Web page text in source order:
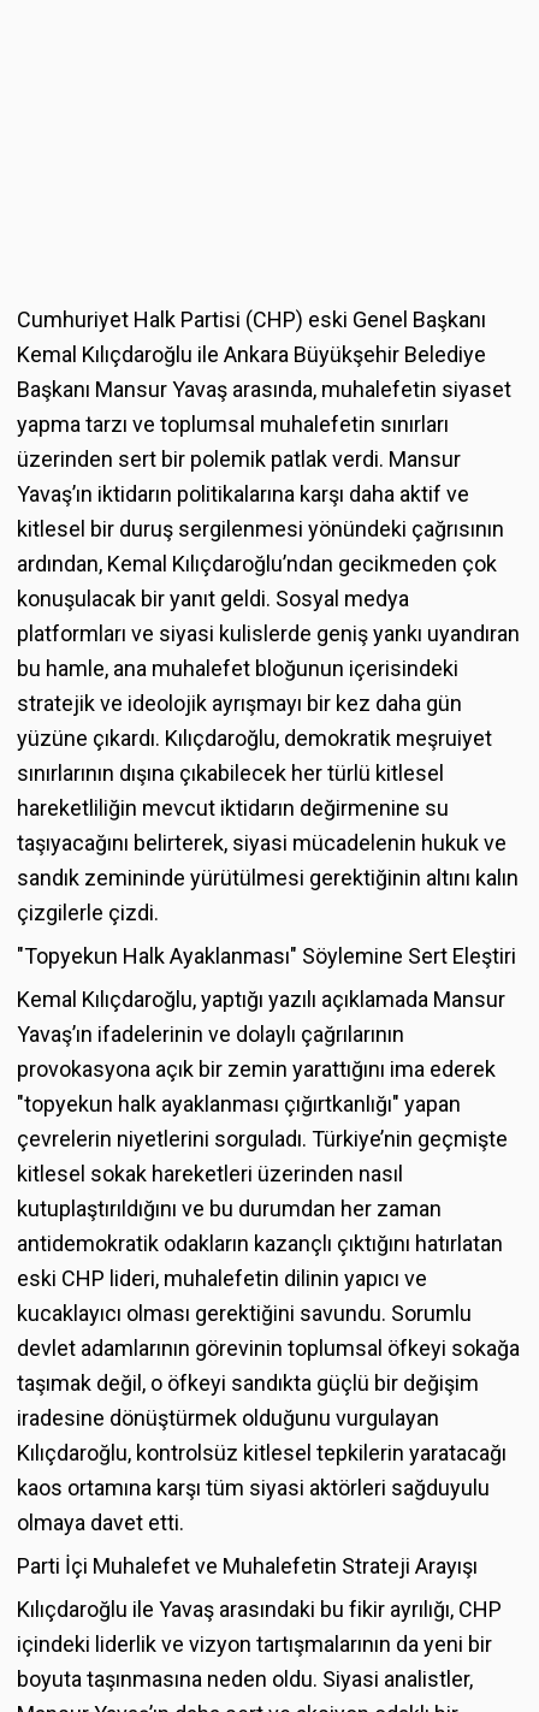
Cumhuriyet Halk Partisi (CHP) eski Genel Başkanı
Kemal Kılıçdaroğlu ile Ankara Büyükşehir Belediye
Başkanı Mansur Yavaş arasında, muhalefetin siyaset
yapma tarzı ve toplumsal muhalefetin sınırları
üzerinden sert bir polemik patlak verdi. Mansur
Yavaş’ın iktidarın politikalarına karşı daha aktif ve
kitlesel bir duruş sergilenmesi yönündeki çağrısının
ardından, Kemal Kılıçdaroğlu’ndan gecikmeden çok
konuşulacak bir yanıt geldi. Sosyal medya
platformları ve siyasi kulislerde geniş yankı uyandıran
bu hamle, ana muhalefet bloğunun içerisindeki
stratejik ve ideolojik ayrışmayı bir kez daha gün
yüzüne çıkardı. Kılıçdaroğlu, demokratik meşruiyet
sınırlarının dışına çıkabilecek her türlü kitlesel
hareketliliğin mevcut iktidarın değirmenine su
taşıyacağını belirterek, siyasi mücadelenin hukuk ve
sandık zemininde yürütülmesi gerektiğinin altını kalın
çizgilerle çizdi.
"Topyekun Halk Ayaklanması" Söylemine Sert Eleştiri
Kemal Kılıçdaroğlu, yaptığı yazılı açıklamada Mansur
Yavaş’ın ifadelerinin ve dolaylı çağrılarının
provokasyona açık bir zemin yarattığını ima ederek
"topyekun halk ayaklanması çığırtkanlığı" yapan
çevrelerin niyetlerini sorguladı. Türkiye’nin geçmişte
kitlesel sokak hareketleri üzerinden nasıl
kutuplaştırıldığını ve bu durumdan her zaman
antidemokratik odakların kazançlı çıktığını hatırlatan
eski CHP lideri, muhalefetin dilinin yapıcı ve
kucaklayıcı olması gerektiğini savundu. Sorumlu
devlet adamlarının görevinin toplumsal öfkeyi sokağa
taşımak değil, o öfkeyi sandıkta güçlü bir değişim
iradesine dönüştürmek olduğunu vurgulayan
Kılıçdaroğlu, kontrolsüz kitlesel tepkilerin yaratacağı
kaos ortamına karşı tüm siyasi aktörleri sağduyulu
olmaya davet etti.
Parti İçi Muhalefet ve Muhalefetin Strateji Arayışı
Kılıçdaroğlu ile Yavaş arasındaki bu fikir ayrılığı, CHP
içindeki liderlik ve vizyon tartışmalarının da yeni bir
boyuta taşınmasına neden oldu. Siyasi analistler,